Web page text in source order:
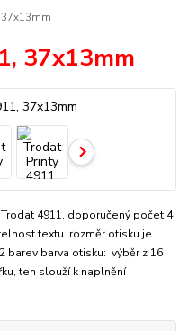
37x13mm
37x13mm
4911, doporučený počet 4
textu. rozměr otisku je
barev barva otisku: výběr z 16
ten slouží k naplnění